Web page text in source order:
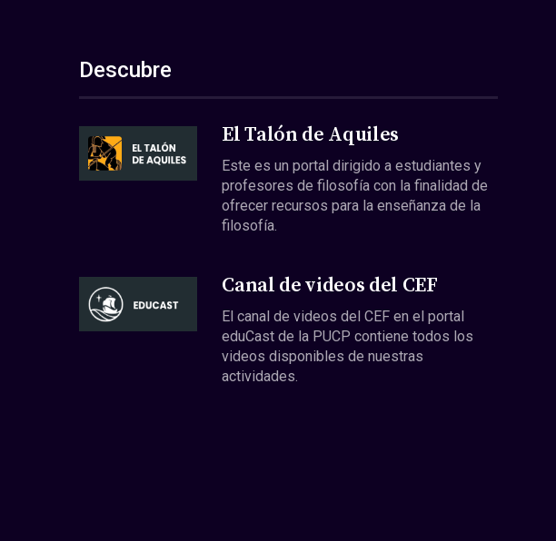
Descubre
El Talón de Aquiles
Este es un portal dirigido a estudiantes y
profesores de filosofía con la finalidad de
ofrecer recursos para la enseñanza de la
filosofía.
Canal de videos del CEF
El canal de videos del CEF en el portal
eduCast de la PUCP contiene todos los
videos disponibles de nuestras
actividades.